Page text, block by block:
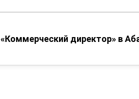
директор» в